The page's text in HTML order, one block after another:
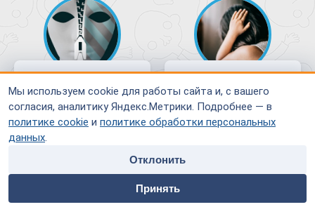
Мы используем cookie для работы сайта и, с вашего
согласия, аналитику Яндекс.Метрики. Подробнее — в
политике cookie и политике обработки персональных
данных.
Отклонить
Принять
home people
Специалисты
payment contacts
характера
оценку уровня
тревожности ребенка